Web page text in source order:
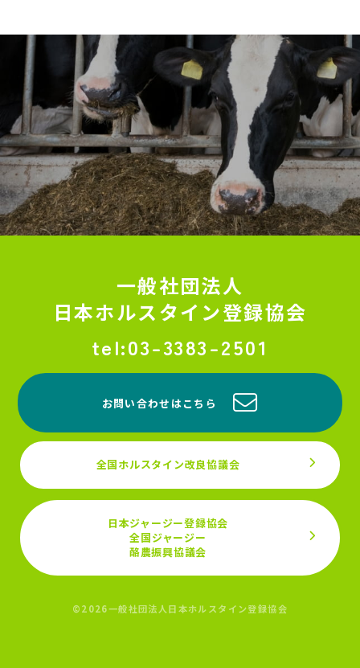
一般社団法人
日本ホルスタイン登録協会
03-3383-2501
お問い合わせはこちら
全国ホルスタイン改良協議会
日本ジャージー登録協会
全国ジャージー
酪農振興協議会
©2026一般社団法人日本ホルスタイン登録協会